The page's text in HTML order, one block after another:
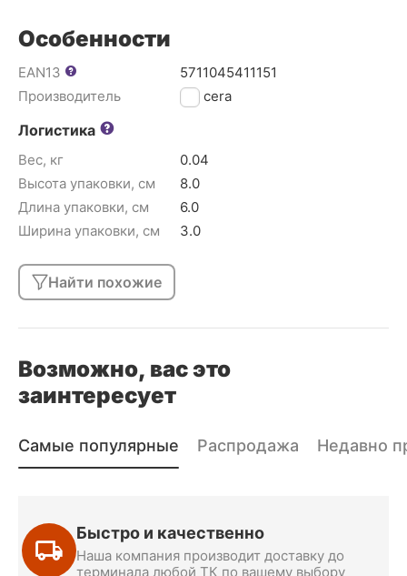
Особенности
EAN13
5711045411151
Производитель
Kyocera
Логистика
Вес, кг
0.04
Высота упаковки, см
8.0
Длина упаковки, см
6.0
Ширина упаковки, см
3.0
Найти похожие
Возможно, вас это
заинтересует
Самые популярные Распродажа Недавно
Быстро и качественно
Наша компания производит доставку до
терминала любой ТК по вашему выбору